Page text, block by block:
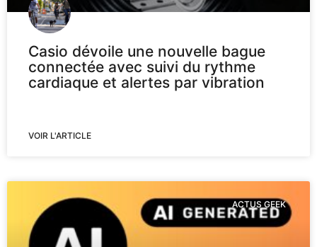
Casio dévoile une nouvelle bague
connectée avec suivi du rythme
cardiaque et alertes par vibration
VOIR L'ARTICLE
ACTUS GEEK